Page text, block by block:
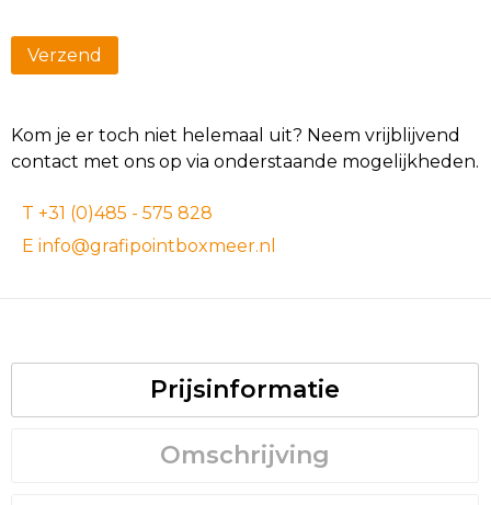
Kom je er toch niet helemaal uit? Neem vrijblijvend
contact met ons op via onderstaande mogelijkheden.
T +31 (0)485 - 575 828
E info@grafipointboxmeer.nl
Prijsinformatie
Omschrijving